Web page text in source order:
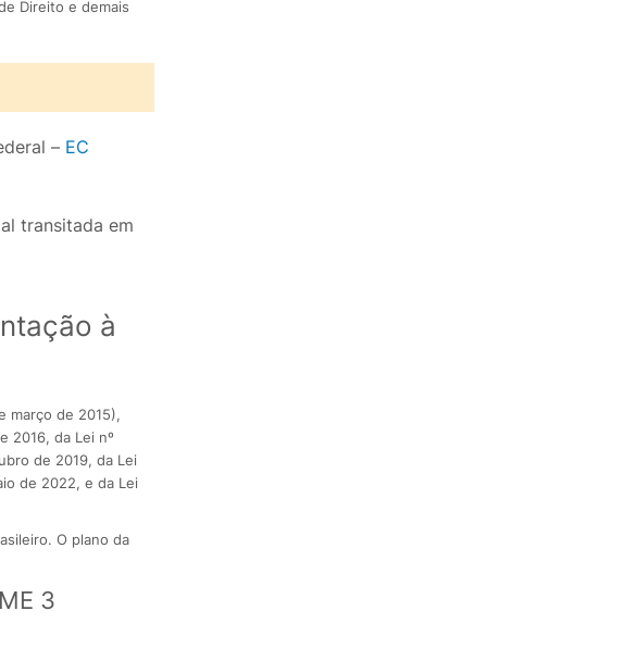
Direito e demais
– EC
transitada em
à
março de 2015),
2016, da Lei nº
de 2019, da Lei
de 2022, e da Lei
O plano da
3